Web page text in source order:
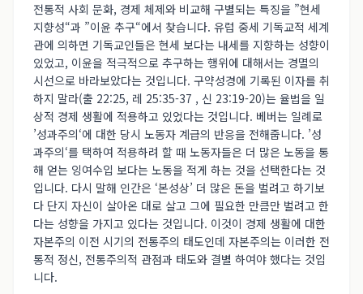
전통적 사회 문화, 경제 체제와 비교해 구별되는 특징을 ”현세
지향성“과 ”이윤 추구“에서 찾습니다. 유럽 중세 기독교적 세계
관에 의하면 기독교인들은 현세 보다는 내세를 지향하는 성향이
있었고, 이윤을 적극적으로 추구하는 행위에 대해서는 경멸의
시선으로 바라보았다는 것입니다. 구약성경에 기록된 이자를 취
하지 말라(출 22:25, 레 25:35-37 , 신 23:19-20)는 율법을 일
상적 경제 생활에 적용하고 있었다는 것입니다. 베버는 일례로
’성과주의‘에 대한 당시 노동자 계급의 반응을 전해줍니다. ’성
과주의‘를 택하여 적용하려 할 때 노동자들은 더 많은 노동을 통
해 얻는 잉여수입 보다는 노동을 적게 하는 것을 선택한다는 것
입니다. 다시 말해 인간은 ‘본성상’ 더 많은 돈을 벌려고 하기보
다 단지 자신이 살아온 대로 살고 그에 필요한 만큼만 벌려고 한
다는 성향을 가지고 있다는 것입니다. 이것이 경제 생활에 대한
자본주의 이전 시기의 전통주의 태도인데 자본주의는 이러한 전
통적 정신, 전통주의적 관점과 태도와 결별 하여야 했다는 것입
니다.